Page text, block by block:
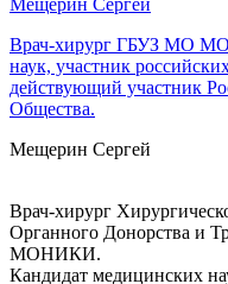
Врач-хирург ГБУЗ МО
наук, участник
действующий участник
Общества.
Мещерин Сергей
Врач-хирург
Органного Донорства и
МОНИКИ.
Кандидат медицинских